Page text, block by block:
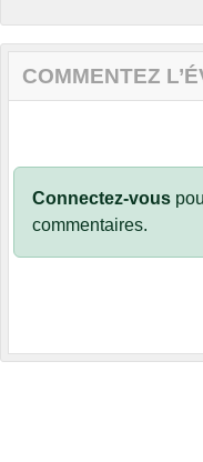
COMMENTEZ
Connectez-vous
commentaires.